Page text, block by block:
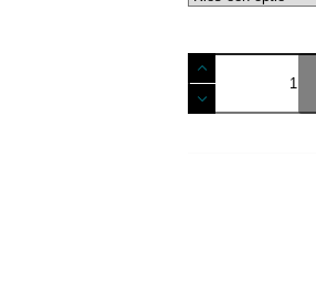
Inhoud
Basic
aantal